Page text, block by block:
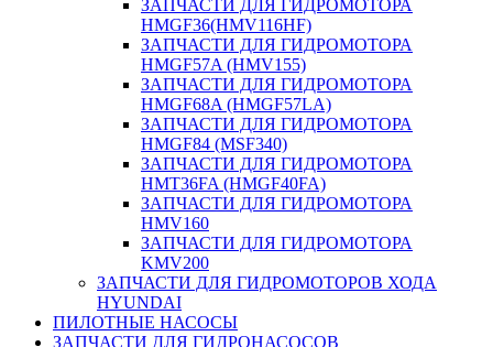
ЗАПЧАСТИ ДЛЯ ГИДРОМОТОРА
HMGF36(HMV116HF)
ЗАПЧАСТИ ДЛЯ ГИДРОМОТОРА
HMGF57A (HMV155)
ЗАПЧАСТИ ДЛЯ ГИДРОМОТОРА
HMGF68A (HMGF57LA)
ЗАПЧАСТИ ДЛЯ ГИДРОМОТОРА
HMGF84 (MSF340)
ЗАПЧАСТИ ДЛЯ ГИДРОМОТОРА
HMT36FA (HMGF40FA)
ЗАПЧАСТИ ДЛЯ ГИДРОМОТОРА
HMV160
ЗАПЧАСТИ ДЛЯ ГИДРОМОТОРА
KMV200
ЗАПЧАСТИ ДЛЯ ГИДРОМОТОРОВ ХОДА
HYUNDAI
ПИЛОТНЫЕ НАСОСЫ
ЗАПЧАСТИ ДЛЯ ГИДРОНАСОСОВ